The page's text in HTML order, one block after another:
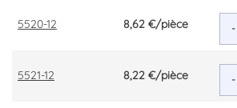
5520-12 8,62 €/pièce -
5521-12 8,22 €/pièce -